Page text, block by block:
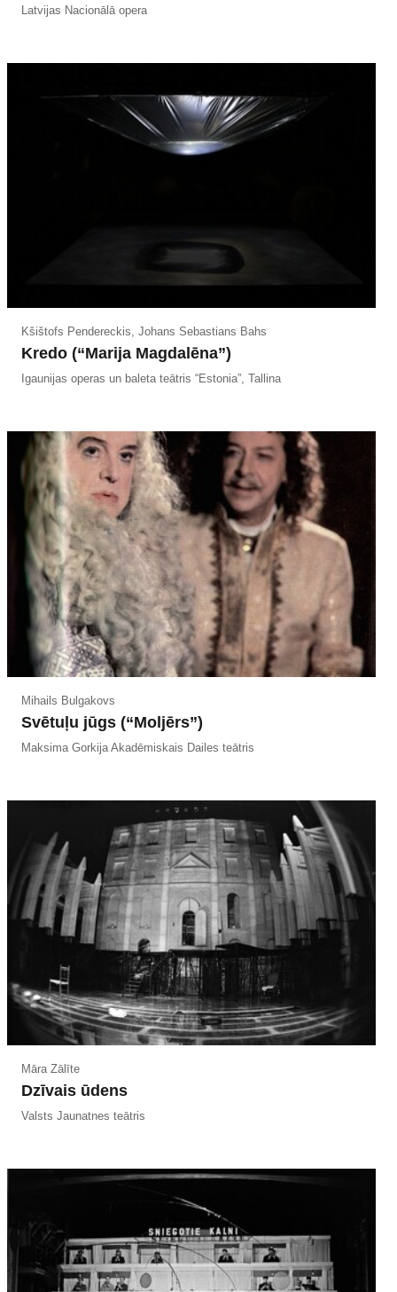
Latvijas Nacionālā opera
Kšištofs Pendereckis, Johans Sebastians Bahs
Kredo (“Marija Magdalēna”)
Igaunijas operas un baleta teātris “Estonia”, Tallina
Mihails Bulgakovs
Svētuļu jūgs (“Moljērs”)
Maksima Gorkija Akadēmiskais Dailes teātris
Māra Zālīte
Dzīvais ūdens
Valsts Jaunatnes teātris